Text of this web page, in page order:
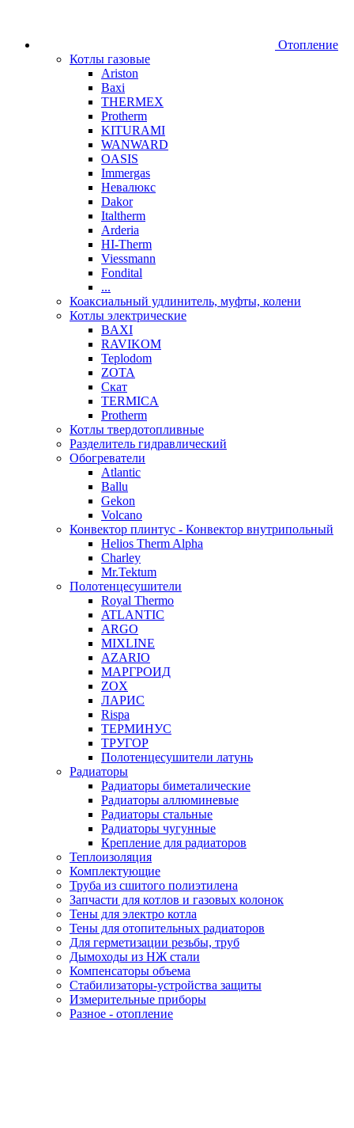
Отопление
Котлы газовые
Ariston
Baxi
THERMEX
Protherm
KITURAMI
WANWARD
OASIS
Immergas
Невалюкс
Dakor
Italtherm
Arderia
HI-Therm
Viessmann
Fondital
...
Коаксиальный удлинитель, муфты, колени
Котлы электрические
BAXI
RAVIKOM
Teplodom
ZOTA
Скат
TERMICA
Protherm
Котлы твердотопливные
Разделитель гидравлический
Обогреватели
Atlantic
Ballu
Gekon
Volcano
Конвектор плинтус - Конвектор внутрипольный
Helios Therm Alpha
Charley
Mr.Tektum
Полотенцесушители
Royal Thermo
ATLANTIC
ARGO
MIXLINE
AZARIO
МАРГРОИД
ZOX
ЛАРИС
Rispa
ТЕРМИНУС
ТРУГОР
Полотенцесушители латунь
Радиаторы
Радиаторы биметалические
Радиаторы аллюминевые
Радиаторы стальные
Радиаторы чугунные
Крепление для радиаторов
Теплоизоляция
Комплектующие
Труба из сшитого полиэтилена
Запчасти для котлов и газовых колонок
Тены для электро котла
Тены для отопительных радиаторов
Для герметизации резьбы, труб
Дымоходы из НЖ стали
Компенсаторы объема
Стабилизаторы-устройства защиты
Измерительные приборы
Разное - отопление